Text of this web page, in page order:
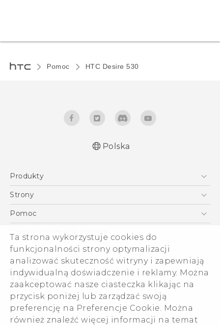
Ta strona wykorzystuje cookies do
funkcjonalności strony optymalizacji
analizować skuteczność witryny i zapewniają
indywidualną doświadczenie i reklamy. Można
zaakceptować nasze ciasteczka klikając na
przycisk poniżej lub zarządzać swoją
preferencję na Preferencje Cookie. Można
również znaleźć więcej informacji na temat
Pomoc HTC Desire 530‎
English - Quick start guide
Polska
Produkty
Smartfony
VIVE
Akcesoria
Strony
HTC Vive
Pomoc
Pomoc E-commerce
Ogólne informacje o firmie
ESG
Informacje o firmie
Dla inwestorów (angielski)
Cookie Preferences
Kariera
© 2011-2026 HTC Corporation
Warunki prawne